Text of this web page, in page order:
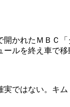
かれたＭＢＣ
ルを終え車で
ではない。キ